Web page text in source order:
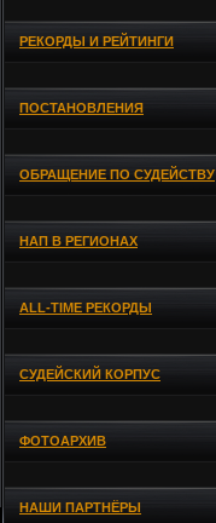
РЕКОРДЫ И РЕЙТИНГИ
ПОСТАНОВЛЕНИЯ
ОБРАЩЕНИЕ ПО СУДЕЙСТВУ
НАП В РЕГИОНАХ
ALL-TIME РЕКОРДЫ
СУДЕЙСКИЙ КОРПУС
ФОТОАРХИВ
НАШИ ПАРТНЁРЫ